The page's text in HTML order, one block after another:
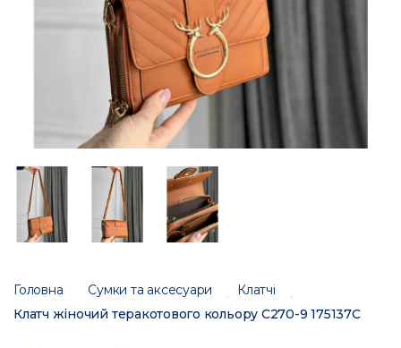
Головна Сумки та аксесуари
Клатчі
Клатч жіночий теракотового кольору С270-9 175137C